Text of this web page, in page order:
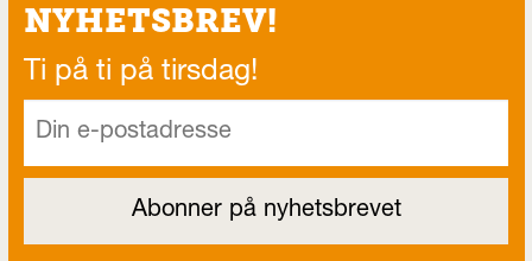
NYHETSBREV!
Ti på ti på tirsdag!